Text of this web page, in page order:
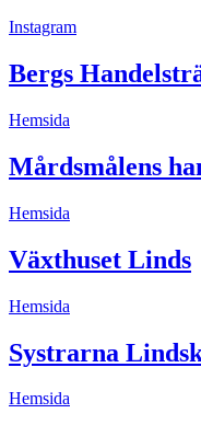
Instagram
Bergs
Hemsida
Mårdsmålens
Hemsida
Växthuset Linds
Hemsida
Systrarna
Hemsida